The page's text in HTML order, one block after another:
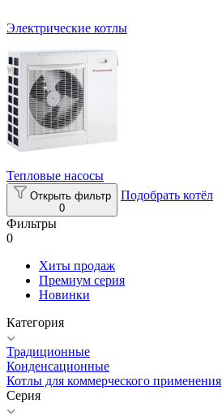
Электрические котлы
Тепловые насосы
Открыть фильтр
0
Подобрать котёл
Фильтры
0
Хиты продаж
Премиум серия
Новинки
Категория
Традиционные
Конденсационные
Котлы для коммерческого применения
Серия